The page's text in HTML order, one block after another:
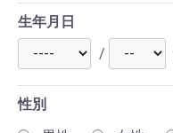
生年月日
/
性別